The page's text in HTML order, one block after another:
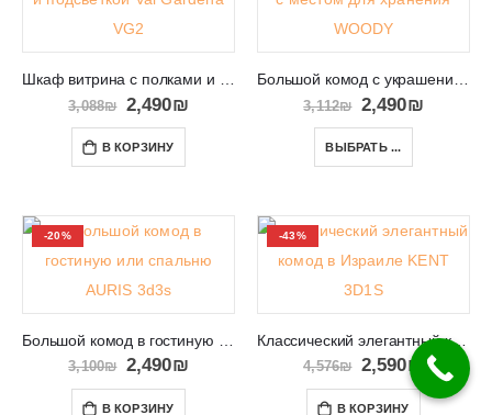
3,088₪ 2,490₪
В КОРЗИНУ
3,112₪ 2,490₪
ВЫБРАТЬ ...
-20%
3,100₪ 2,490₪
В КОРЗИНУ
-43%
Классический элегантный комод в Израиле KENT 3D1S
4,576₪ 2,590₪
В КОРЗИНУ